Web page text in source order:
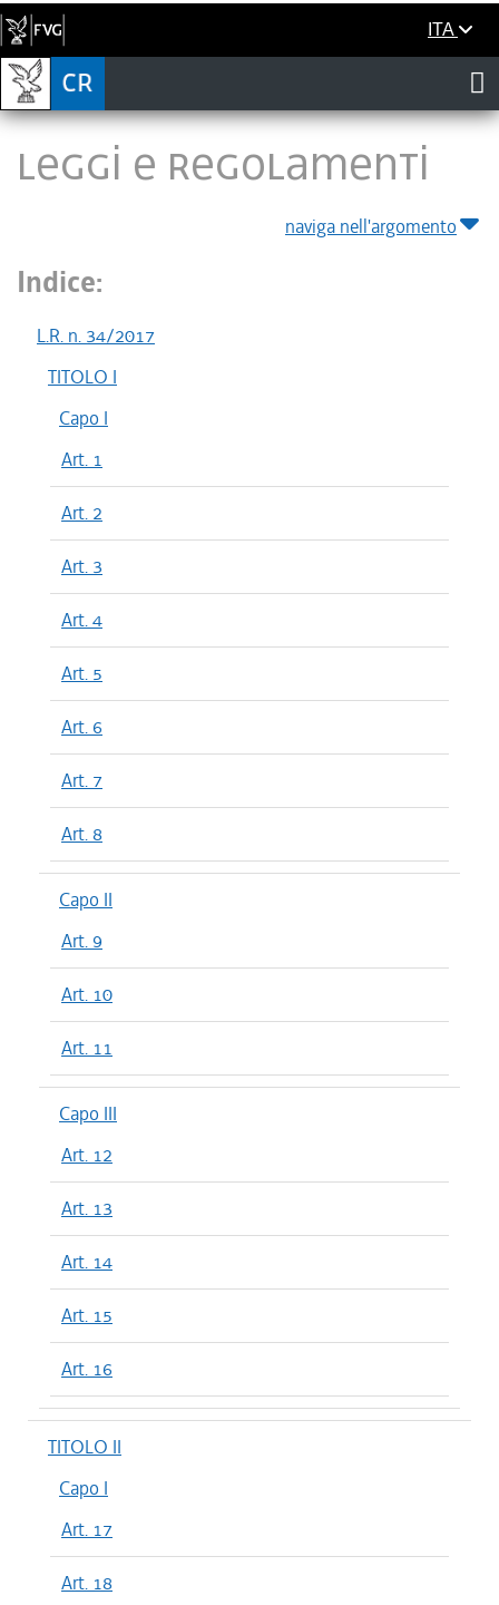
ITA
LEGGI E REGOLAMENTI
naviga nell'argomento
Indice:
L.R. n. 34/2017
TITOLO I
Capo I
Art. 1
Art. 2
Art. 3
Art. 4
Art. 5
Art. 6
Art. 7
Art. 8
Capo II
Art. 9
Art. 10
Art. 11
Capo III
Art. 12
Art. 13
Art. 14
Art. 15
Art. 16
TITOLO II
Capo I
Art. 17
Art. 18